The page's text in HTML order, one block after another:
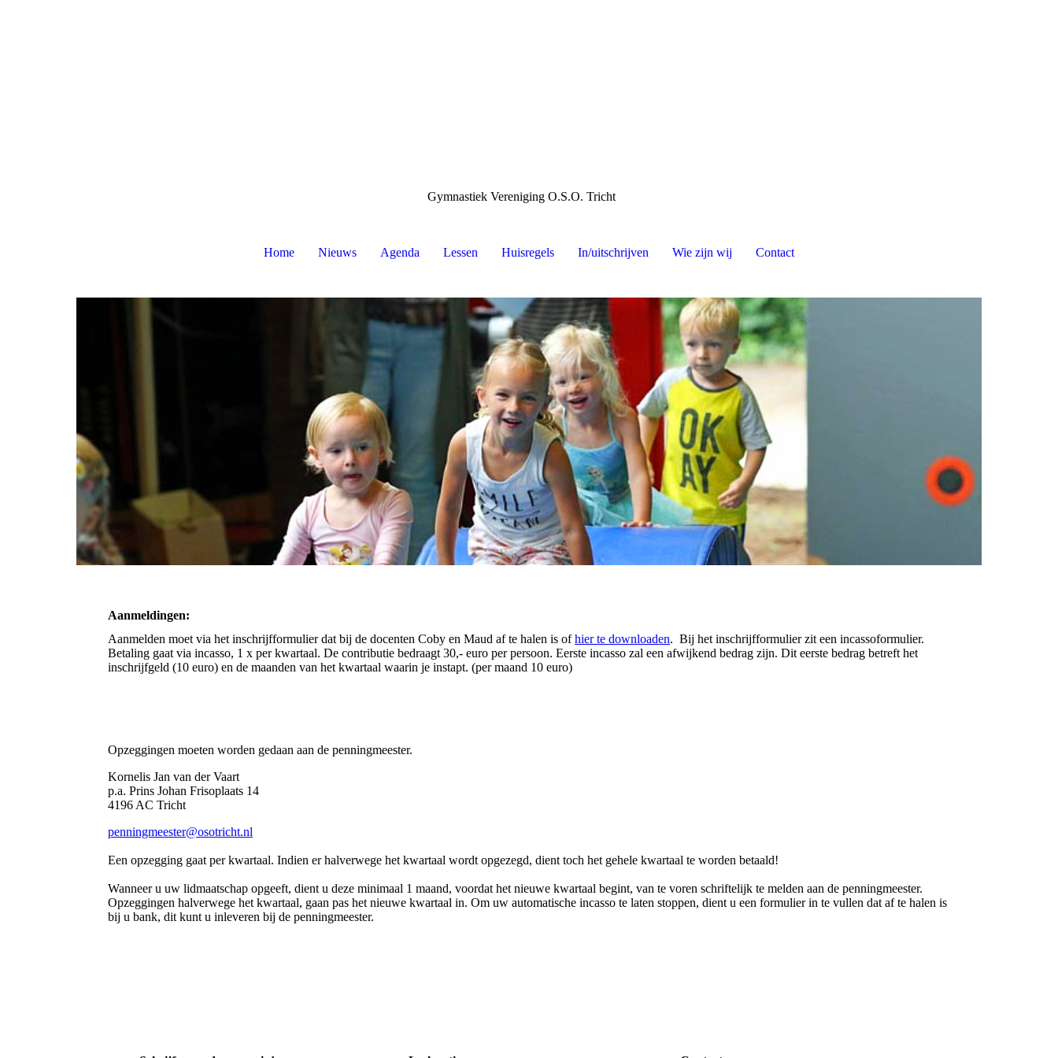
Gymnastiek Vereniging O.S.O. Tricht
Home Nieuws Agenda Lessen Huisregels In/uitschrijven Wie zijn wij Contact
Aanmeldingen:
Aanmelden moet via het inschrijfformulier dat bij de docenten Coby en Maud af te halen is ofhier te downloaden. Bij het inschrijfformulier zit een incassoformulier.
Betaling gaat via incasso, 1 x per kwartaal. De contributie bedraagt 30,- euro per persoon. Eerste incasso zal een afwijkend bedrag zijn. Dit eerste bedrag betreft het
inschrijfgeld (10 euro) en de maanden van het kwartaal waarin je instapt. (per maand 10 euro)
Opzeggingen moeten worden gedaan aan de penningmeester.
Kornelis Jan van der Vaart
p.a. Prins Johan Frisoplaats 14
4196 AC Tricht
penningmeester@osotricht.nl
Een opzegging gaat per kwartaal. Indien er halverwege het kwartaal wordt opgezegd, dient toch het gehele kwartaal te worden betaald!
Wanneer u uw lidmaatschap opgeeft, dient u deze minimaal 1 maand, voordat het nieuwe kwartaal begint, van te voren schriftelijk te melden aan de penningmeester.
Opzeggingen halverwege het kwartaal, gaan pas het nieuwe kwartaal in. Om uw automatische incasso te laten stoppen, dient u een formulier in te vullen dat af te halen is
bij u bank, dit kunt u inleveren bij de penningmeester.